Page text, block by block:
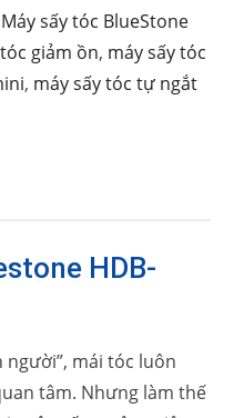
Máy sấy tóc BlueStone
giảm ồn, máy sấy tóc
, máy sấy tóc tự ngắt
HDB-
người”, mái tóc luôn
tâm. Nhưng làm thế